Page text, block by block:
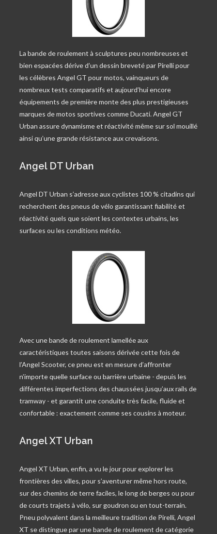
La bande de roulement à sculptures peu nombreuses et
bien espacées dérive d’un dessin breveté par Pirelli pour
les célèbres Angel GT pour motos, vainqueurs de
nombreux tests comparatifs et aujourd’hui encore
équipements de première monte des plus prestigieuses
marques de motos sportives comme Ducati. Angel GT
Urban assure dynamisme et réactivité même sur sol mouillé
ainsi qu’une grande résistance aux crevaisons.
Angel DT Urban
Angel DT Urban s’adresse aux cyclistes 100 % citadins qui
recherchent des pneus de vélo garantissant fiabilité et
réactivité quels que soient les contextes urbains, les
surfaces ou les conditions météo.
Avec une bande de roulement lamellée aux
caractéristiques toutes saisons dérivée cette fois de
l’Angel Scooter, ce pneu est en mesure d’affronter
n’importe quelle surface ou barrière urbaine - depuis les
différentes imperfections des chaussées jusqu’aux rails de
tramway - et garantit une conduite très facile, fluide et
confortable : exactement comme ses cousins à moteur.
Angel XT Urban
Angel XT Urban, enfin, a vu le jour pour explorer les
frontières des villes, pour s’aventurer même hors route,
sur des chemins de terre faciles, le long de berges ou pour
de courts trajets à vélo, sur goudron ou en tout-terrain.
Pneu polyvalent dans la meilleure tradition de Pirelli, Angel
XT se distingue par une bande de roulement de catégorie